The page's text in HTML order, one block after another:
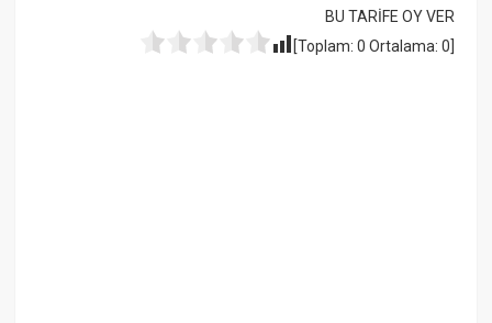
BU TARİFE OY VER
[Toplam: 0 Ortalama: 0